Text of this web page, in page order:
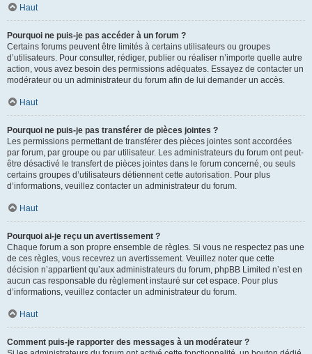
Haut
Pourquoi ne puis-je pas accéder à un forum ?
Certains forums peuvent être limités à certains utilisateurs ou groupes
d’utilisateurs. Pour consulter, rédiger, publier ou réaliser n’importe quelle autre
action, vous avez besoin des permissions adéquates. Essayez de contacter un
modérateur ou un administrateur du forum afin de lui demander un accès.
Haut
Pourquoi ne puis-je pas transférer de pièces jointes ?
Les permissions permettant de transférer des pièces jointes sont accordées
par forum, par groupe ou par utilisateur. Les administrateurs du forum ont peut-
être désactivé le transfert de pièces jointes dans le forum concerné, ou seuls
certains groupes d’utilisateurs détiennent cette autorisation. Pour plus
d’informations, veuillez contacter un administrateur du forum.
Haut
Pourquoi ai-je reçu un avertissement ?
Chaque forum a son propre ensemble de règles. Si vous ne respectez pas une
de ces règles, vous recevrez un avertissement. Veuillez noter que cette
décision n’appartient qu’aux administrateurs du forum, phpBB Limited n’est en
aucun cas responsable du règlement instauré sur cet espace. Pour plus
d’informations, veuillez contacter un administrateur du forum.
Haut
Comment puis-je rapporter des messages à un modérateur ?